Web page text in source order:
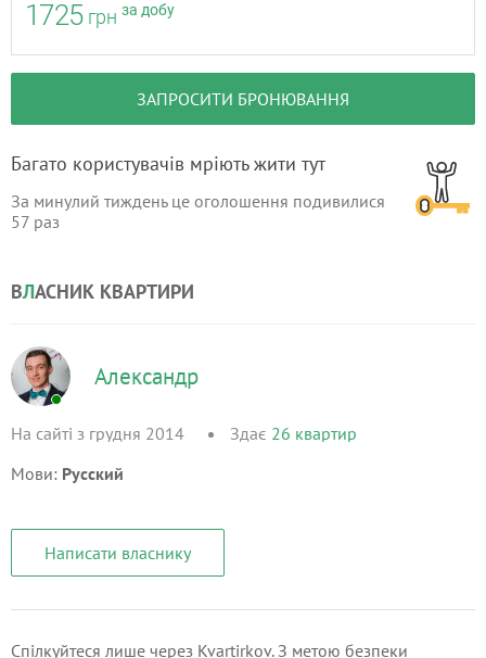
1725 грн за добу
ЗАПРОСИТИ БРОНЮВАННЯ
Багато користувачів мріють жити тут
За минулий тиждень це оголошення подивилися
57 раз
ВЛАСНИК КВАРТИРИ
Александр
На сайті з грудня 2014 Здає 26 квартир
Мови: Русский
Написати власнику
Спілкуйтеся лише через Kvartirkov. З метою безпеки